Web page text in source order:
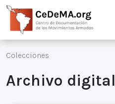
Colecciones
Archivo digital